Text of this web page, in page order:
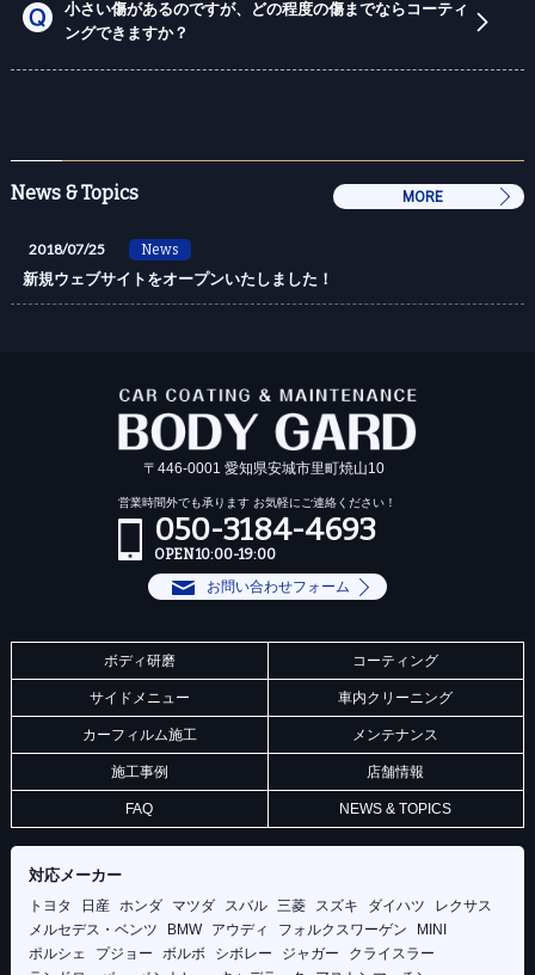
小さい傷があるのですが、どの程度の傷までならコーティ
ングできますか？
News & Topics MORE
2018/07/25 News
新規ウェブサイトをオープンいたしました！
〒446-0001 愛知県安城市里町焼山10
営業時間外でも承ります お気軽にご連絡ください！
050-3184-4693
OPEN 10:00-19:00
お問い合わせフォーム
ボディ研磨 コーティング
サイドメニュー 車内クリーニング
カーフィルム施工 メンテナンス
施工事例 店舗情報
FAQ NEWS & TOPICS
対応メーカー
トヨタ 日産 ホンダ マツダ スバル 三菱 スズキ ダイハツ
レクサス
メルセデス・ベンツ
BMW アウディ フォルクスワーゲン
MINI
ポルシェ
プジョー ボルボ シボレー ジャガー
クライスラー